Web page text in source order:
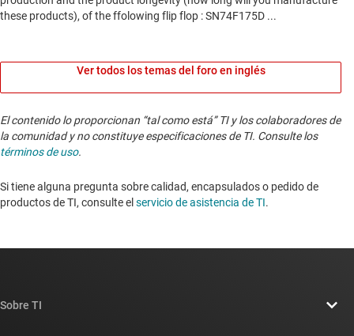
Ver todos los temas del foro en inglés
El contenido lo proporcionan “tal como está” TI y los colaboradores de
la comunidad y no constituye especificaciones de TI. Consulte los
términos de uso.
Si tiene alguna pregunta sobre calidad, encapsulados o pedido de
productos de TI, consulte el servicio de asistencia de TI. ​​​​​​​​​​​​​​
Sobre TI